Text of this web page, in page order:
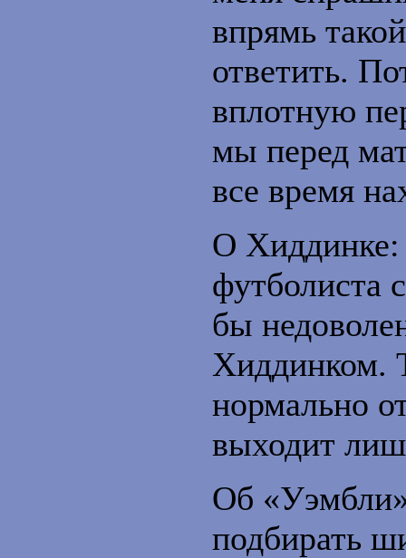
впрямь
ответить.
вплотную
мы перед
все время
О Хиддинке:
футболиста
бы
Хиддинком.
нормально
выходит
Об
подбирать